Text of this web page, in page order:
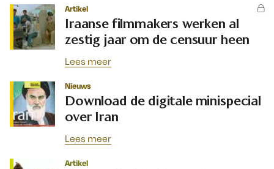
Artikel
Iraanse filmmakers werken al
zestig jaar om de censuur heen
Lees meer
Nieuws
Download de digitale minispecial
over Iran
Lees meer
Artikel